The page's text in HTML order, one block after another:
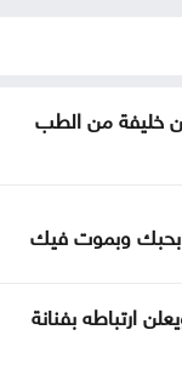
خليفة من الطب
وبموت فيك
ارتباطه بفنانة